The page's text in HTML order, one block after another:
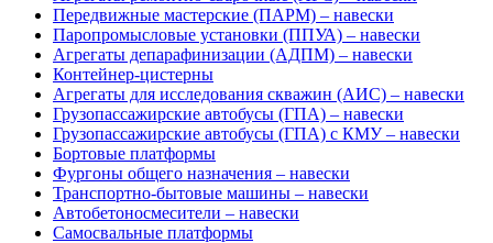
Передвижные мастерские (ПАРМ) – навески
Паропромысловые установки (ППУА) – навески
Агрегаты депарафинизации (АДПМ) – навески
Контейнер-цистерны
Агрегаты для исследования скважин (АИС) – навески
Грузопассажирские автобусы (ГПА) – навески
Грузопассажирские автобусы (ГПА) с КМУ – навески
Бортовые платформы
Фургоны общего назначения – навески
Транспортно-бытовые машины – навески
Автобетоносмесители – навески
Самосвальные платформы